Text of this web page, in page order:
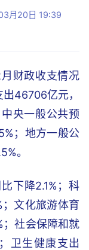
月20日 19:39
财政收支情况
46706亿元，
央一般公共预
；地方一般公
。
下降2.1%；科
文化旅游体育
；社会保障和就
卫生健康支出